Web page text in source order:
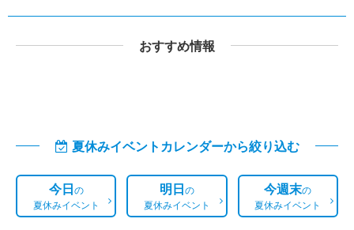
おすすめ情報
夏休みイベントカレンダーから絞り込む
今日の
夏休みイベント
明日の
夏休みイベント
今週末の
夏休みイベント